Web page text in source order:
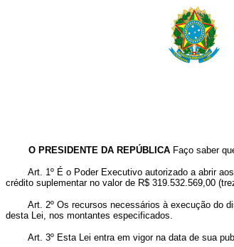
O PRESIDENTE DA REPÚBLICA Faço saber
Art. 1º É o Poder Executivo autorizado a abrir
crédito suplementar no valor de R$ 319.532.569,00
Art. 2º Os recursos necessários à execução do
desta Lei, nos montantes especificados.
Art. 3º Esta Lei entra em vigor na data de sua